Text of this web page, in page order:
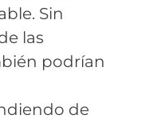
Sin
las
podrían
de